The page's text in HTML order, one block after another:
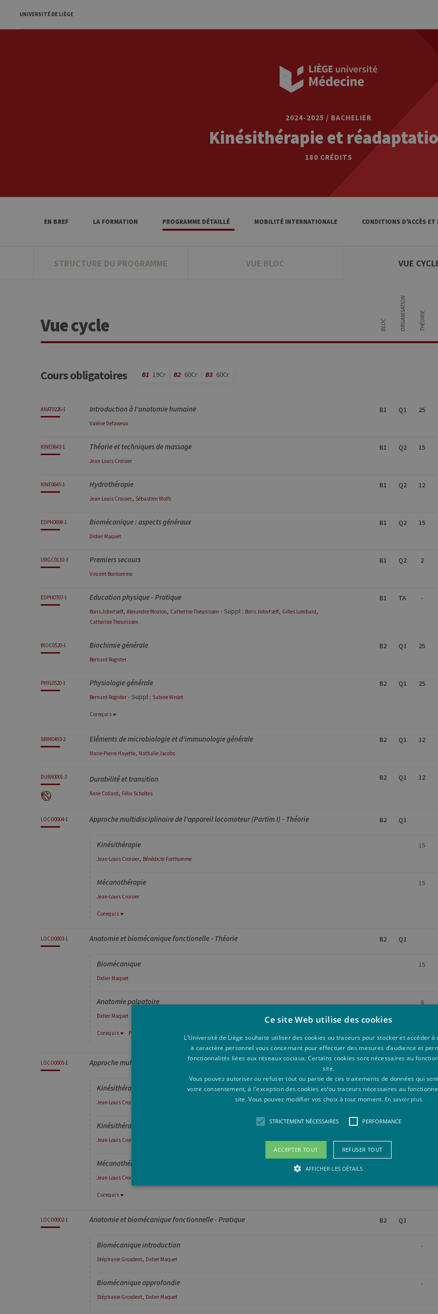
UNIVERSITÉ DE LIÈGE
2024-2025 / BACHELIER
Kinésithérapie et
180 CRÉDITS
EN BREF LA FORMATION PROGRAMME DÉTAILLÉ MOBILITÉ INTERNATIONALE CONDITIONS D'ACCÈS ET
STRUCTURE DU PROGRAMME VUE BLOC VUE
Vue cycle BLOC ORGANISATION THÉORIE
Cours obligatoires B1 19Cr B2 60Cr B3 60Cr
ANAT0226-1 Introduction à l'anatomie humaine
Valérie Defaweux
B1 Q1 25
KINE0643-1 Théorie et techniques de massage
Jean-Louis Croisier
B1 Q2 15
KINE0645-1 Hydrothérapie
Jean-Louis Croisier, Sébastien Wolfs
B1 Q2 12
EDPH0698-1 Biomécanique : aspects généraux
Didier Maquet
B1 Q2 15
URGC0110-3 Premiers secours
Vincent Bonhomme
B1 Q2 2
EDPH0707-1 Education physique - Pratique
BorisJidovtseff, Alexandre Mouton, CatherineTheunissen - Suppl : BorisJidovtseff, Gilles Lombard,
CatherineTheunissen
B1 TA -
BIOC0520-1 Biochimie générale
Bernard Rogister
B2 Q1 25
PHYL0520-1 Physiologie générale
Bernard Rogister - Suppl : SabineWislet
Corequis
BIOC0520-1
Biochimie générale
B2 Q1 25
SBIM0493-2 Eléments de microbiologie et d'immunologie générale
Marie-Pierre Hayette, NathalieJacobs
B2 Q1 12
DURA0001-2 Durabilité et transition
Anne Collard, Félix Scholtes
B2 Q1 12
LOCO0004-1 Approche multidisciplinaire de l'appareil locomoteur (Partim I) - Théorie B2 Q1
Kinésithérapie
Jean-Louis Croisier, Bénédicte Forthomme
15
Mécanothérapie
Jean-Louis Croisier
Corequis
LOCO0005-1
15
LOCO0003-1 Anatomie et biomécanique fonctionelle - Théorie B2 Q1
Biomécanique
Didier Maquet
15
Anatomie palpatoire
Didier Maquet
Corequis Prérequis
EDPH0698-1
Biomécanique : aspects généraux
LOCO0002-1
6
LOCO0005-1 Approche multidisciplinaire de l'appareil locomoteur - Pratique B2 Q1
Kinésithérapie : Mobilisation
Jean-Louis Croisier
-
Kinésithérapie : Muscles
Jean-Louis Croisier
Mécanothérapie
Jean-Louis Croisier
Corequis
LOCO0004-1
LOCO0002-1 Anatomie et biomécanique fonctionnelle - Pratique B2 Q1
Biomécanique introduction
Stéphanie Grosdent, Didier Maquet
-
Biomécanique approfondie
Stéphanie Grosdent, Didier Maquet
-
Ce site Web utilise des cookies
L’Université de Liège souhaite utiliser des cookies ou traceurs pour stocker et accéder à
à caractère personnel vous concernant pour effectuer des mesures d’audience et
fonctionnalités liées aux réseaux sociaux. Certains cookies sont nécessaires au
site.
Vous pouvez autoriser ou refuser tout ou partie de ces traitements de données qui
votre consentement, à l'exception des cookies et/ou traceurs nécessaires au
site. Vous pouvez modifier vos choix à tout moment. En savoir plus
STRICTEMENT NÉCESSAIRES PERFORMANCE
ACCEPTER TOUT REFUSER TOUT
AFFICHER LES DÉTAILS
Les cookies strictement nécessaires habilitent des fonctionnalités de base du site Web telles que la connexion des
Nom
CookieScriptConsent